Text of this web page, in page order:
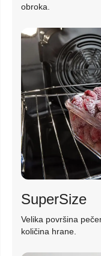
obroka.
SuperSize
Velika površina
količina hrane.